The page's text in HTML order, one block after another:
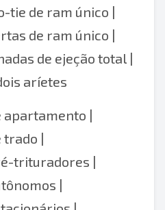
tie de ram único |
de ram único |
de ejeção total |
aríetes
apartamento |
trado |
trituradores |
|